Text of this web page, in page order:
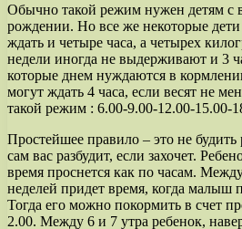
Обычно такой режим нужен детям с
рождении. Но все же некоторые
ждать и четыре часа, а четырех
недели иногда не выдерживают и 3
которые днем нуждаются в
могут ждать 4 часа, если весят не
такой режим : 6.00-9.00-12.00-15.00-
Простейшее правило – это не
сам вас разбудит, если захочет.
время проснется как по часам.
неделей придет время, когда малыш
Тогда его можно покормить в счет
2.00. Между 6 и 7 утра ребенок,